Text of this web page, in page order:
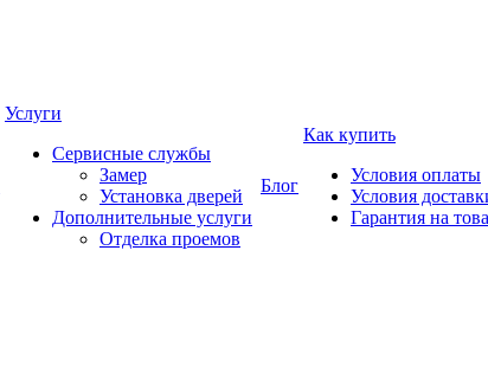
Услуги
Сервисные службы
Замер
Установка дверей
Дополнительные услуги
Отделка проемов
Блог
Как купить
Условия оплаты
Условия
Гарантия на